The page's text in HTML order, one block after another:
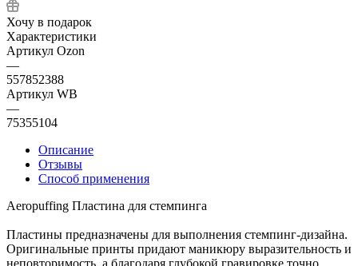
Хочу в подарок
Характеристики
Артикул Ozon
—
557852388
Артикул WB
—
75355104
Описание
Отзывы
Способ применения
Aeropuffing Пластина для стемпинга
Пластины предназначены для выполнения стемпинг-дизайна.
Оригинальные принты придают маникюру выразительность и
неповторимость, а благодаря глубокой гравировке точно